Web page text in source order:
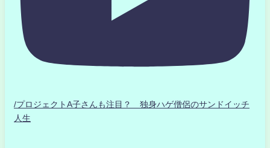
/プロジェクトA子さんも注目？ 独身ハゲ僧侶のサンドイッチ
人生